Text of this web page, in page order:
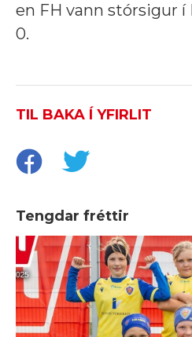
en FH vann stórsigur í
0.
TIL BAKA Í YFIRLIT
Tengdar fréttir